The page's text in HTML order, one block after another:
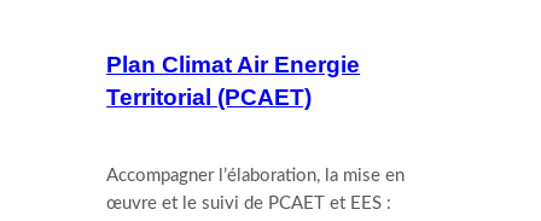
Plan Climat Air Energie
Territorial (PCAET)
Accompagner l’élaboration, la mise en
œuvre et le suivi de PCAET et EES :